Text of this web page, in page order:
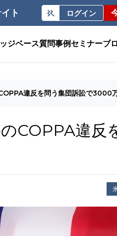
ト ログイン
ジベース質問事例 セミナーブ
違反を問う集団訴訟で3000
COPPA違反